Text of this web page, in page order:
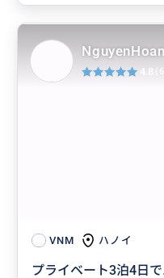
VNM ハノイ
プライベート3泊4日
4.8